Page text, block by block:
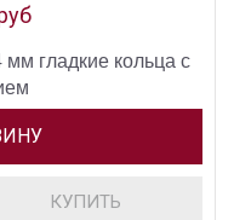
гладкие кольца с
КУПИТЬ